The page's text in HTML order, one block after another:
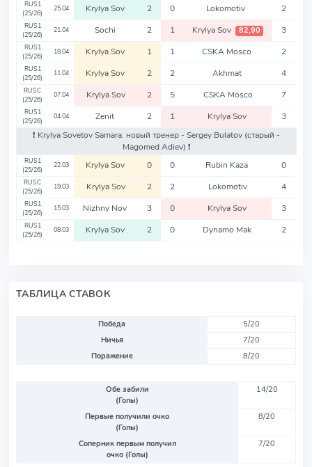
RUS1
(25/26)
25.04 Krylya Sov 2 0 Lokomotiv 2
RUS1
(25/26)
21.04 Sochi 2 1 Krylya Sov 82,90 3
RUS1
(25/26)
18.04 Krylya Sov 1 1 CSKA Mosco 2
RUS1
(25/26)
11.04 Krylya Sov 2 2 Akhmat 4
RUSC
(25/26)
07.04 Krylya Sov 2 5 CSKA Mosco 7
RUS1
(25/26)
04.04 Zenit 2 1 Krylya Sov
3
❗️ Krylya Sovetov Samara: новый тренер - Sergey Bulatov (старый -
Magomed Adiev) ❗️
RUS1
(25/26)
22.03 Krylya Sov 0 0 Rubin Kaza 0
RUSC
(25/26)
19.03 Krylya Sov 2 2 Lokomotiv 4
RUS1
(25/26)
15.03 Nizhny Nov 3 0 Krylya Sov 3
RUS1
(25/26)
08.03 Krylya Sov 2 0 Dynamo Mak 2
ТАБЛИЦА СТАВОК
Победа
5/20
Ничья
7/20
Поражение
8/20
Обе забили
(Голы)
14/20
Первые получили очко
(Голы)
8/20
Соперник первым получил
очко (Голы)
7/20